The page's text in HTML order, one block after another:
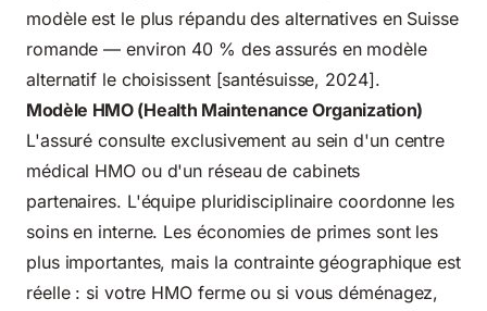
modèle est le plus répandu des alternatives en Suisse
romande — environ 40 % des assurés en modèle
alternatif le choisissent [santésuisse, 2024].
Modèle HMO (Health Maintenance Organization)
L'assuré consulte exclusivement au sein d'un centre
médical HMO ou d'un réseau de cabinets
partenaires. L'équipe pluridisciplinaire coordonne les
soins en interne. Les économies de primes sont les
plus importantes, mais la contrainte géographique est
réelle : si votre HMO ferme ou si vous déménagez,